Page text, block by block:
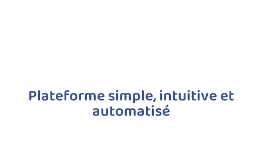
Plateforme simple, intuitive et
automatisé